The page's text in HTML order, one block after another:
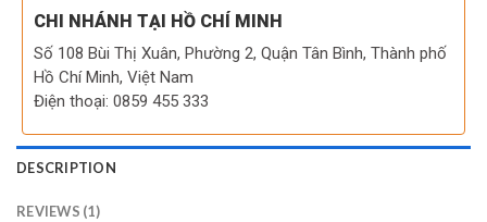
CHI NHÁNH TẠI HỒ CHÍ MINH
Số 108 Bùi Thị Xuân, Phường 2, Quận Tân Bình, Thành phố
Hồ Chí Minh, Việt Nam
Điện thoại: 0859 455 333
DESCRIPTION
REVIEWS (1)